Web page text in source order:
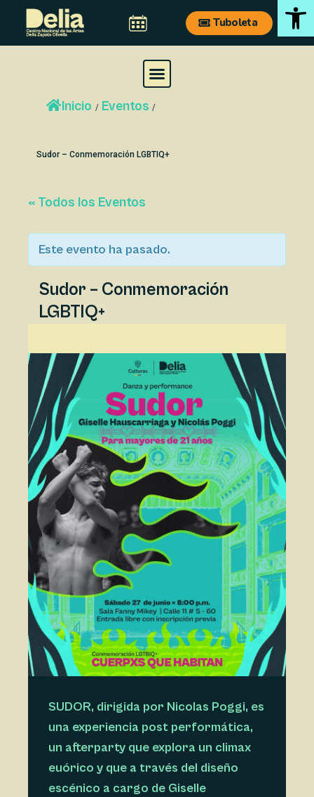
contenido
Tuboleta
M
e
Inicio / Eventos /
Sudor – Conmemoración LGBTIQ+
« Todos los Eventos
Este evento ha pasado.
Sudor – Conmemoración
LGBTIQ+
SUDOR, dirigida por Nicolas Poggi, es
una experiencia post performática,
un afterparty que explora un climax
euórico y que a través del diseño
escénico a cargo de Giselle
Navegación
de
entradas